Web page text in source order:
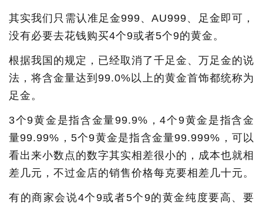
其实我们只需认准足金999、AU999、足金即可，
没有必要去花钱购买4个9或者5个9的黄金。
根据我国的规定，已经取消了千足金、万足金的说
法，将含金量达到99.0%以上的黄金首饰都统称为
足金。
3个9黄金是指含金量99.9%，4个9黄金是指含金
量99.99%，5个9黄金是指含金量99.999%，可以
看出来小数点的数字其实相差很小的，成本也就相
差几元，不过金店的销售价格每克要相差几十元。
有的商家会说4个9或者5个9的黄金纯度要高、要